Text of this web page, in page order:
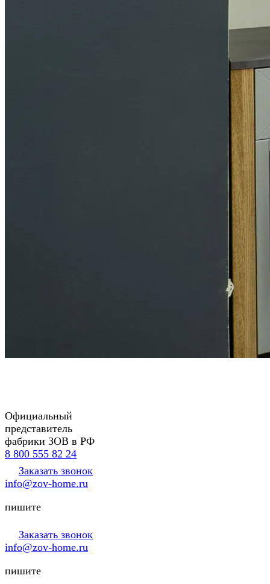
Официальный
представитель
фабрики ЗОВ в РФ
8 800 555 82 24
Заказать звонок
info@zov-home.ru
пишите
Заказать звонок
info@zov-home.ru
пишите